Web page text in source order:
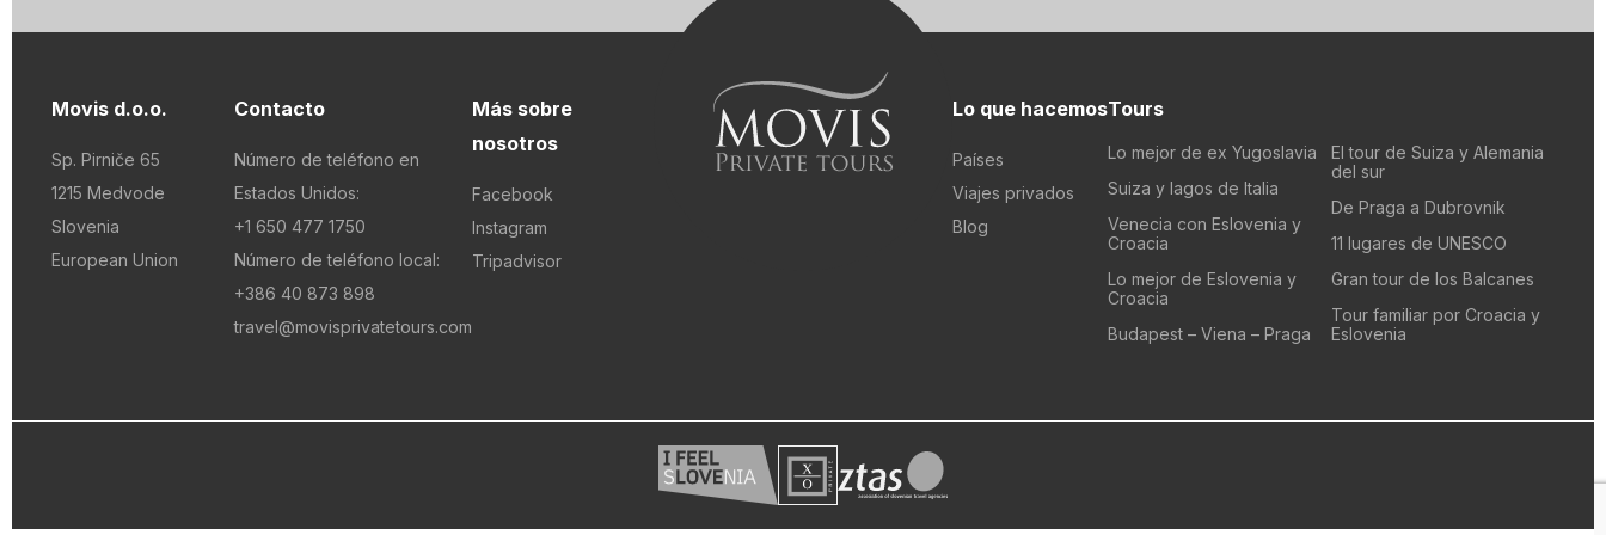
Movis d.o.o.
Sp. Pirniče 65
1215 Medvode
Slovenia
European Union
Contacto
Número de teléfono en
Estados Unidos:
+1 650 477 1750
Número de teléfono local:
+386 40 873 898
travel@movisprivatetours.com
Más sobre
nosotros
Facebook
Instagram
Tripadvisor
Lo que hacemos
Países
Viajes privados
Blog
Tours
Lo mejor de ex Yugoslavia
Suiza y lagos de Italia
Venecia con Eslovenia y
Croacia
Lo mejor de Eslovenia y
Croacia
Budapest – Viena – Praga
El tour de Suiza y Alemania
del sur
De Praga a Dubrovnik
11 lugares de UNESCO
Gran tour de los Balcanes
Tour familiar por Croacia y
Eslovenia